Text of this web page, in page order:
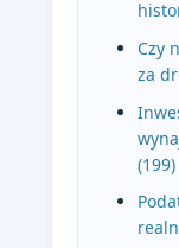
Czy
za
(199)